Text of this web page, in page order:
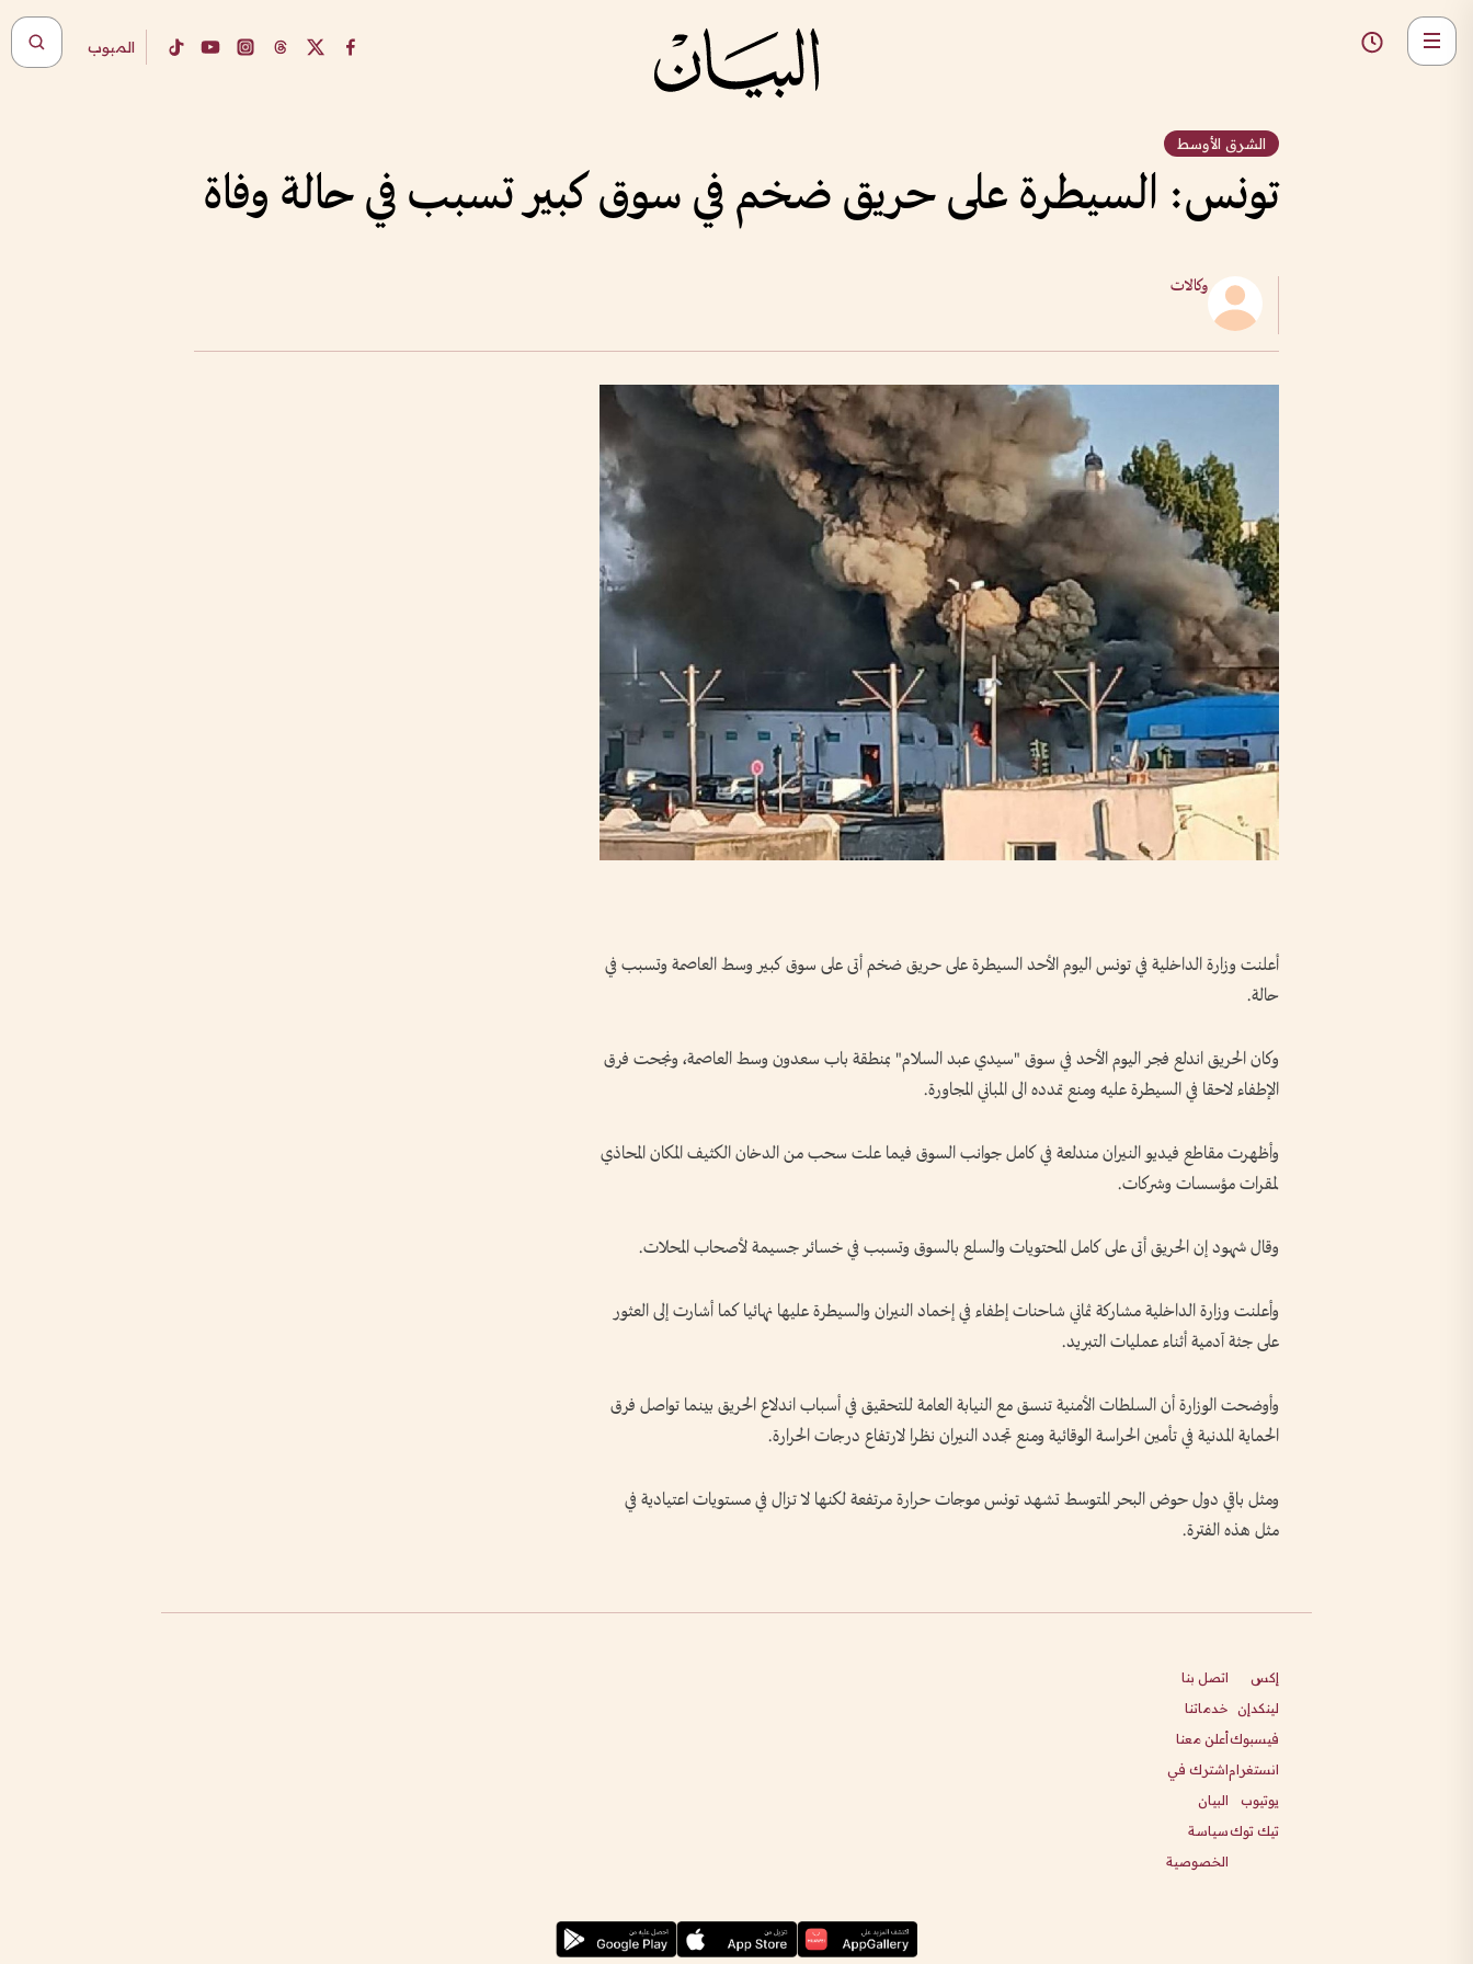
المبوب
الشرق الأوسط
تونس: السيطرة على حريق ضخم في سوق كبير تسبب في حالة وفاة
وكالات
أعلنت وزارة الداخلية في تونس اليوم الأحد السيطرة على حريق ضخم أتى على سوق كبير وسط العاصمة وتسبب في
حالة.
وكان الحريق اندلع فجر اليوم الأحد في سوق "سيدي عبد السلام" بمنطقة باب سعدون وسط العاصمة، ونجحت فرق
الإطفاء لاحقا في السيطرة عليه ومنع تمدده الى المباني المجاورة.
وأظهرت مقاطع فيديو النيران مندلعة في كامل جوانب السوق فيما علت سحب من الدخان الكثيف المكان المحاذي
لمقرات مؤسسات وشركات.
وقال شهود إن الحريق أتى على كامل المحتويات والسلع بالسوق وتسبب في خسائر جسيمة لأصحاب المحلات.
وأعلنت وزارة الداخلية مشاركة ثماني شاحنات إطفاء في إخماد النيران والسيطرة عليها نهائيا كما أشارت إلى العثور
على جثة آدمية أثناء عمليات التبريد.
وأوضحت الوزارة أن السلطات الأمنية تنسق مع النيابة العامة للتحقيق في أسباب اندلاع الحريق بينما تواصل فرق
الحماية المدنية في تأمين الحراسة الوقائية ومنع تجدد النيران نظرا لارتفاع درجات الحرارة.
ومثل باقي دول حوض البحر المتوسط تشهد تونس موجات حرارة مرتفعة لكنها لا تزال في مستويات اعتيادية في
مثل هذه الفترة.
إكس
لينكدإن
فيسبوك
انستغرام
يوتيوب
تيك توك
اتصل بنا
خدماتنا
أعلن معنا
اشترك في
البيان
سياسة
الخصوصية